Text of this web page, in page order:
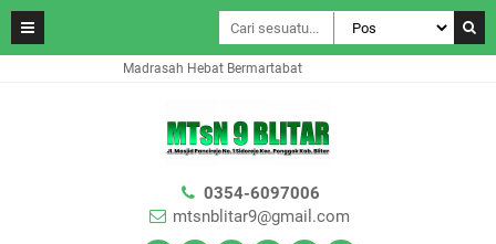
Madrasah Hebat Bermartabat
0354-6097006
mtsnblitar9@gmail.com